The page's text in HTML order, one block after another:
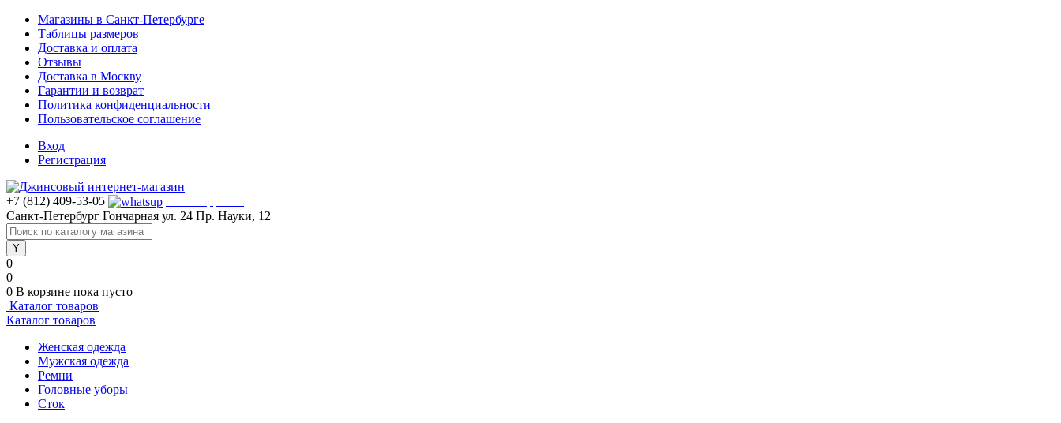
Магазины в Санкт-Петербурге
Таблицы размеров
Доставка и оплата
Отзывы
Доставка в Москву
Гарантии и возврат
Политика конфиденциальности
Пользовательское соглашение
Вход
Регистрация
+7 (812) 409-53-05
Санкт-Петербург Гончарная ул. 24 Пр. Науки, 12
0
0
0 В корзине пока пусто
Каталог товаров
Каталог товаров
Женская одежда
Мужская одежда
Ремни
Головные уборы
Сток